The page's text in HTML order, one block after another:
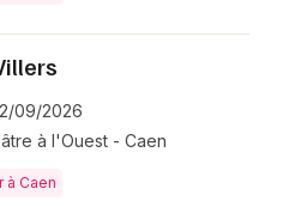
09/2026
à l'Ouest - Caen
à Caen